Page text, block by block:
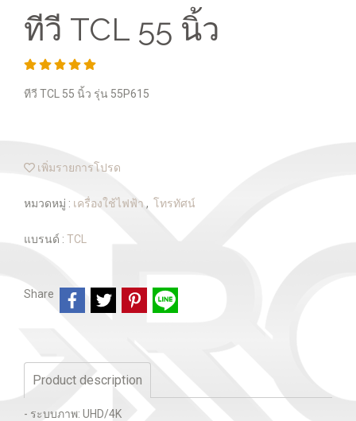
ทีวี TCL 55 นิ้ว
ทีวี TCL 55 นิ้ว รุ่น 55P615
เพิ่มรายการโปรด
หมวดหมู่ : เครื่องใช้ไฟฟ้า , โทรทัศน์
แบรนด์ : TCL
Share
Product description
- ระบบภาพ: UHD/4K